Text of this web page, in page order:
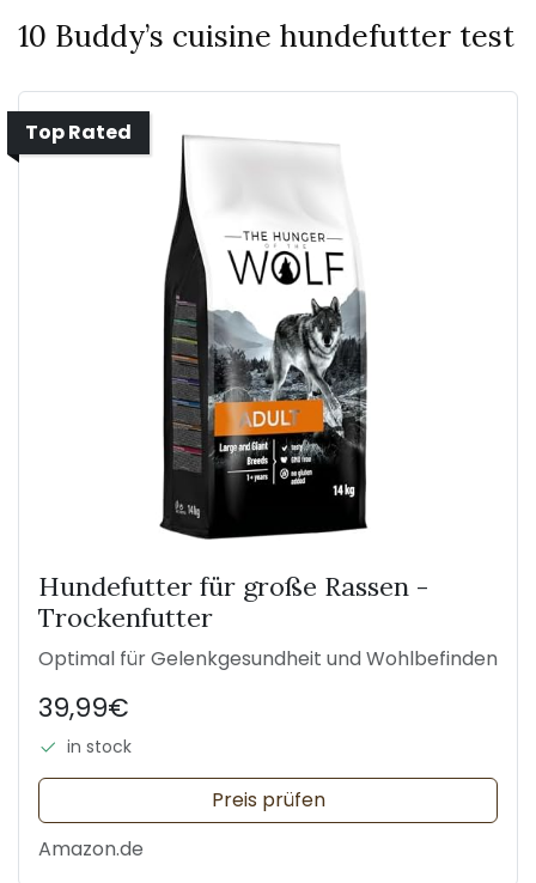
10 Buddy’s cuisine hundefutter test
Top Rated
Hundefutter für große Rassen -
Trockenfutter
Optimal für Gelenkgesundheit und Wohlbefinden
39,99€
in stock
Preis prüfen
Amazon.de